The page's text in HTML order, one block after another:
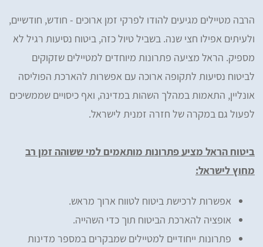
הרבה מטיילים מגיעים להודו לפרקי זמן ארוכים - חודש, חודשיים,
ולעיתים אפילו חצי שנה. בשביל טיול כזה, ביטוח נסיעות רגיל לא
מספיק. הראל מציעה פתרונות מיוחדים למטיילים שזקוקים
לביטוח נסיעות לתקופה ארוכה עם אפשרות להארכת הפוליסה
אונליין, התאמות במהלך השהות במדינה, ואף כיסויים שממשיכים
לפעול גם במקרה של חזרה זמנית לישראל.
ביטוח הראל מציע פתרונות מותאמים למי ששוהה זמן רב
מחוץ לישראל:
אפשרות לרכישת ביטוח לטווח ארוך מראש.
אופציה להארכת הביטוח תוך כדי השהייה.
פתרונות ייחודיים למטיילים שמבקרים במספר מדינות